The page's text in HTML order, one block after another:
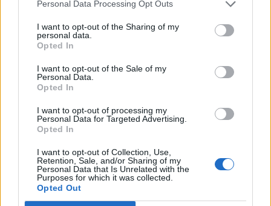
Personal Data Processing Opt Outs
I want to opt-out of the Sharing of my
personal data.
Opted In
I want to opt-out of the Sale of my
Personal Data.
Opted In
I want to opt-out of processing my
Personal Data for Targeted Advertising.
Opted In
I want to opt-out of Collection, Use,
Retention, Sale, and/or Sharing of my
Personal Data that Is Unrelated with the
Purposes for which it was collected.
Opted Out